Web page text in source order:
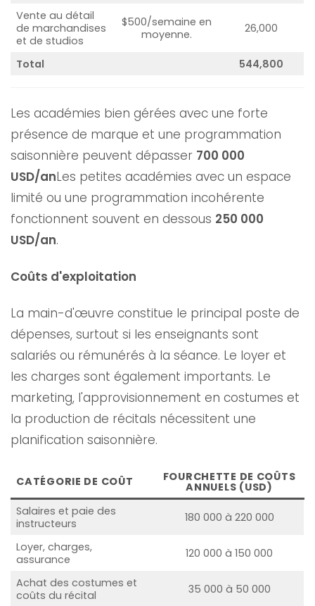
Vente au détail
de marchandises
et de studios
$500/semaine en
moyenne.
26,000
Total 544,800
Les académies bien gérées avec une forte
présence de marque et une programmation
saisonnière peuvent dépasser 700 000
USD/anLes petites académies avec un espace
limité ou une programmation incohérente
fonctionnent souvent en dessous 250 000
USD/an.
Coûts d'exploitation
La main-d'œuvre constitue le principal poste de
dépenses, surtout si les enseignants sont
salariés ou rémunérés à la séance. Le loyer et
les charges sont également importants. Le
marketing, l'approvisionnement en costumes et
la production de récitals nécessitent une
planification saisonnière.
CATÉGORIE DE COÛT FOURCHETTE DE COÛTS
ANNUELS (USD)
Salaires et paie des
instructeurs
180 000 à 220 000
Loyer, charges,
assurance
120 000 à 150 000
Achat des costumes et
coûts du récital
35 000 à 50 000